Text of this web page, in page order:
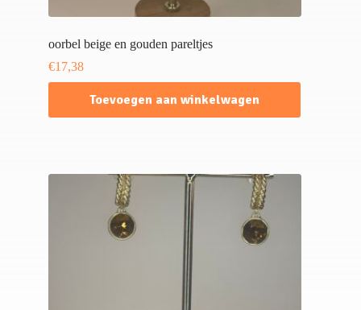
oorbel beige en gouden pareltjes
€17,38
Toevoegen aan winkelwagen